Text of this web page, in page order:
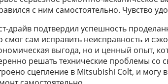
с ним самостоятельно. Чувство
драйв подтвердил успешность
смог сам исправить неисправность и
выгода, но и ценный опыт,
решать технические проблемы со
сцепление в Mitsubishi Colt, и